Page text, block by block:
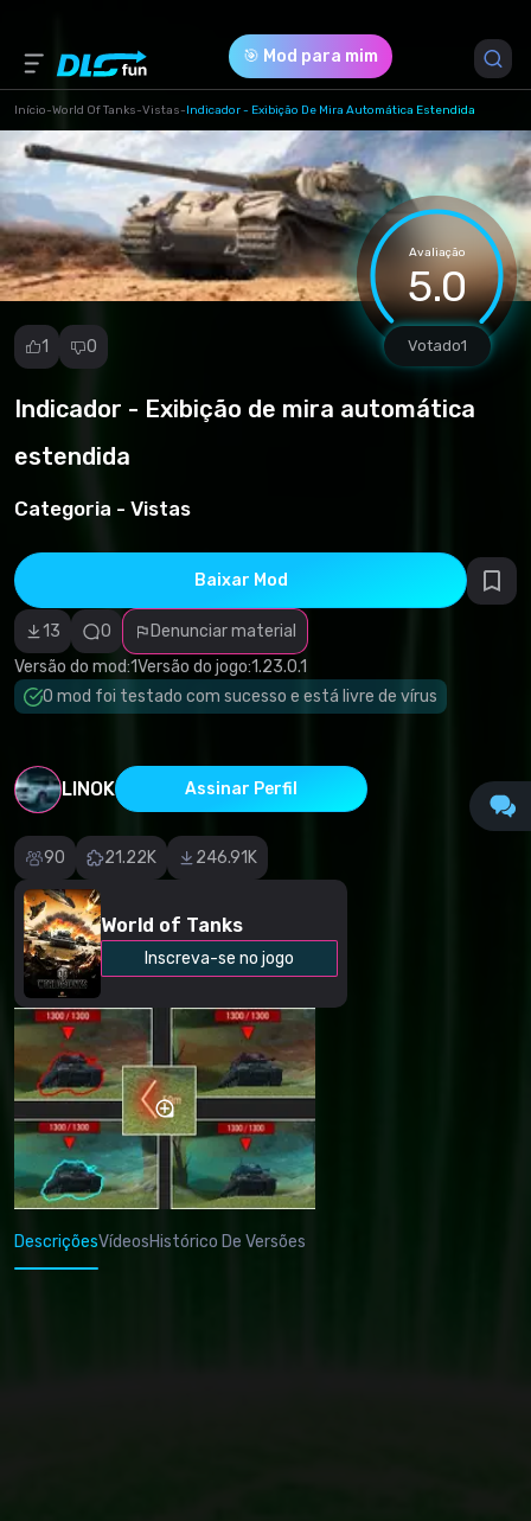
🎯 Mod para mim
Início-World Of Tanks-Vistas-Indicador - Exibição De Mira Automática Estendida
Avaliação
5.0
Votado1
1 0
Indicador - Exibição de mira automática
estendida
Categoria - Vistas
Baixar Mod
13 0
Denunciar material
Versão do mod:1Versão do jogo:1.23.0.1
O mod foi testado com sucesso e está livre de vírus
LINOK Assinar Perfil
90 21.22K 246.91K
World of Tanks
Inscreva-se no jogo
Denunciar
Violação de
direitos
Categoria
malicioso/vírus
Conteúdo não
funcional
Descrição
imprecisa
DescriçõesVídeosHistórico De Versões
Versão do Jogo *
1.23.0.1 (868cc167dc099d821158a613d0aa16e2.rar)
Download (147.24 Kb)